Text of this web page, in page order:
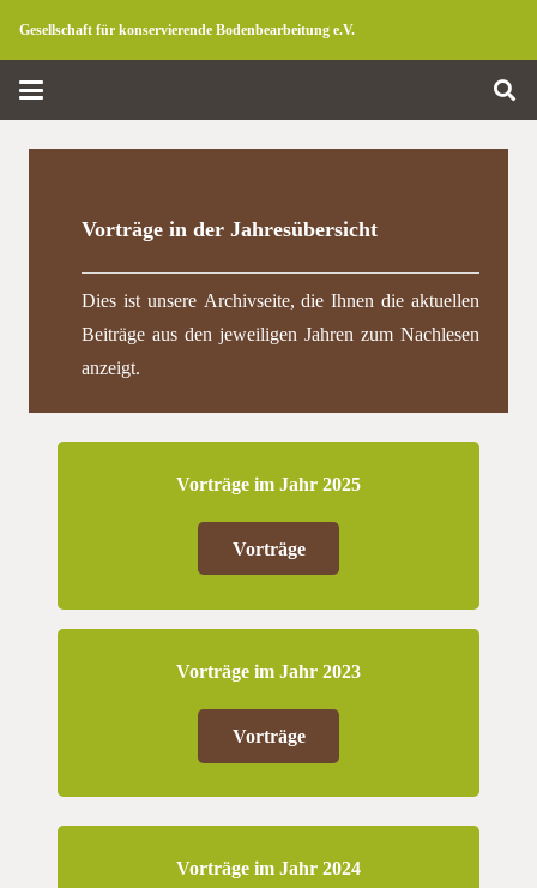
Gesellschaft für konservierende Bodenbearbeitung e.V.
Vorträge in der Jahresübersicht
Dies ist unsere Archivseite, die Ihnen die aktuellen
Beiträge aus den jeweiligen Jahren zum Nachlesen
anzeigt.
Vorträge im Jahr 2025
Vorträge
Vorträge im Jahr 2023
Vorträge
Vorträge im Jahr 2024